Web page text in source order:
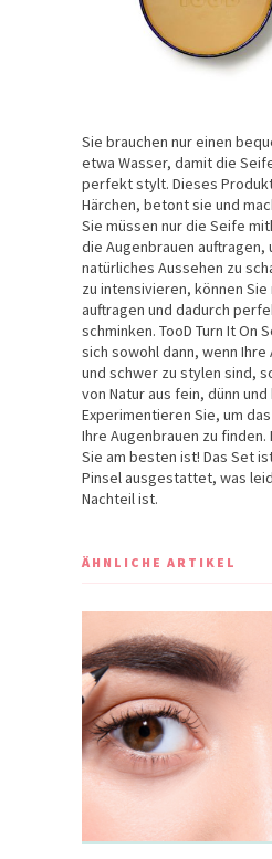
Sie brauchen nur einen
etwa Wasser, damit die
perfekt stylt. Dieses
Härchen, betont sie und
Sie müssen nur die Seife
die Augenbrauen auftragen,
natürliches Aussehen zu
zu intensivieren, können
auftragen und dadurch
schminken. TooD Turn It On
sich sowohl dann, wenn
und schwer zu stylen sind,
von Natur aus fein, dünn und
Experimentieren Sie, um
Ihre Augenbrauen zu
Sie am besten ist! Das Set
Pinsel ausgestattet, was
Nachteil ist.
ÄHNLICHE ARTIKEL